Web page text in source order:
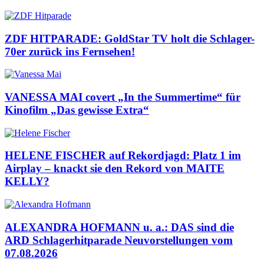
ZDF HITPARADE: GoldStar TV holt die Schlager-
70er zurück ins Fernsehen!
VANESSA MAI covert „In the Summertime“ für
Kinofilm „Das gewisse Extra“
HELENE FISCHER auf Rekordjagd: Platz 1 im
Airplay – knackt sie den Rekord von MAITE
KELLY?
ALEXANDRA HOFMANN u. a.: DAS sind die
ARD Schlagerhitparade Neuvorstellungen vom
07.08.2026